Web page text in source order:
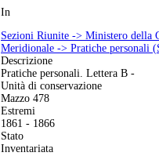
In
Sezioni Riunite -> Ministero
Meridionale -> Pratiche personali
Descrizione
Pratiche personali. Lettera B -
Unità di conservazione
Mazzo 478
Estremi
1861 - 1866
Stato
Inventariata